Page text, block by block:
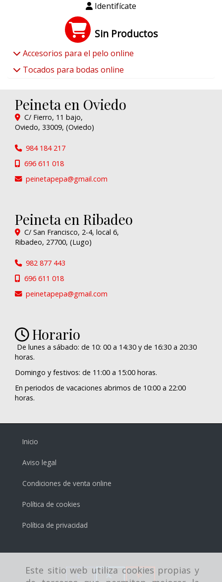
Este sitio web utiliza cookies propias y
Identifícate
Sin Productos
Accesorios para el pelo online
Tocados para bodas online
Peineta en Oviedo
C/ Fierro, 11 bajo,
Oviedo, 33009, (Oviedo)
984 184 217
696 611 018
peinetapepa
gmail.com
Peineta en Ribadeo
C/ San Francisco, 2-4, local 6,
Ribadeo, 27700, (Lugo)
982 877 443
696 611 018
peinetapepa
gmail.com
Horario
De lunes a sábado: de 10: 00 a 14:30 y de 16:30 a 20:30
horas.
Domingo y festivos: de 11:00 a 15:00 horas.
En periodos de vacaciones abrimos de 10:00 a 22:00
horas.
Inicio
Aviso legal
Condiciones de venta online
Política de cookies
Política de privacidad